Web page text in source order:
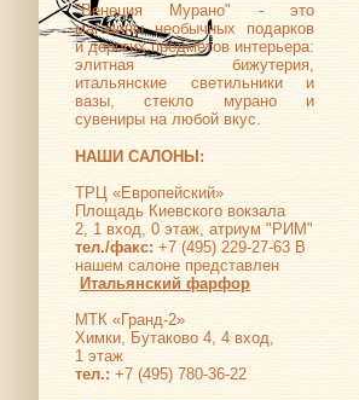
"Венеция Мурано" - это
магазины необычных подарков
и дорогих предметов интерьера:
элитная бижутерия,
итальянские светильники и
вазы, стекло мурано и
сувениры на любой вкус.
НАШИ САЛОНЫ:
ТРЦ «Европейский»
Площадь Киевского вокзала
2, 1 вход, 0 этаж, атриум "РИМ"
тел./факс: +7 (495) 229-27-63 В
нашем салоне представлен
Итальянский фарфор
МТК «Гранд-2»
Химки, Бутаково 4, 4 вход,
1 этаж
тел.: +7 (495) 780-36-22